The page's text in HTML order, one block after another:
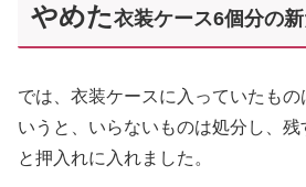
やめた衣装ケース6個分の
では、衣装ケースに入っていたもの
いうと、いらないものは処分し、残
と押入れに入れました。